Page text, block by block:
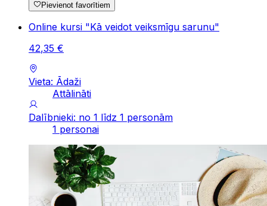
Pievienot favorītiem
Online kursi "Kā veidot veiksmīgu sarunu"
42,35 €
Vieta: Ādaži
Attālināti
Dalībnieki: no 1 līdz 1 personām
1 personai